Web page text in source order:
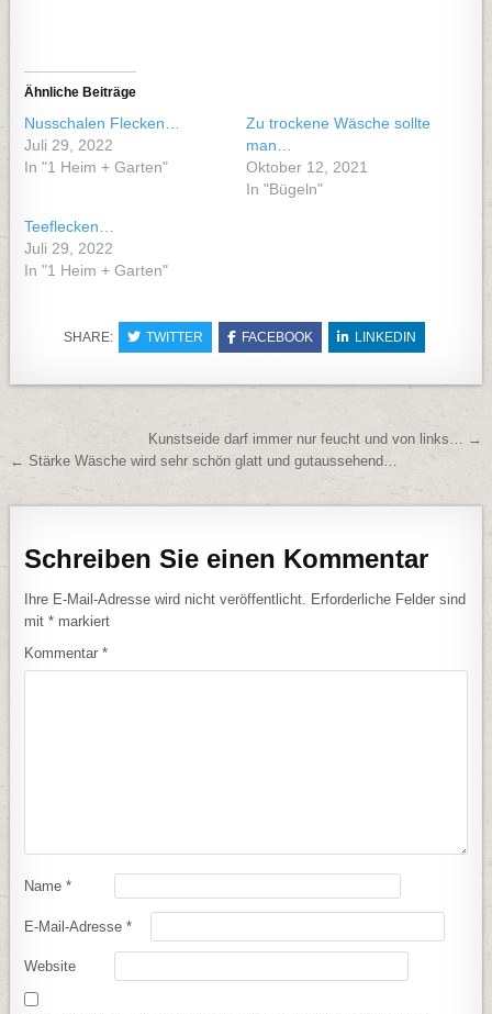
Ähnliche Beiträge
Nusschalen Flecken…
Juli 29, 2022
In "1 Heim + Garten"
Zu trockene Wäsche sollte
man…
Oktober 12, 2021
In "Bügeln"
Teeflecken…
Juli 29, 2022
In "1 Heim + Garten"
SHARE: TWITTER FACEBOOK LINKEDIN
Beitragsnavigation
Kunstseide darf immer nur feucht und von links… →
← Stärke Wäsche wird sehr schön glatt und gutaussehend…
Schreiben Sie einen Kommentar
Ihre E-Mail-Adresse wird nicht veröffentlicht.
Erforderliche Felder sind
mit* markiert
Kommentar*
Name*
E-Mail-Adresse*
Website